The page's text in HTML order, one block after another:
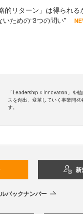
的リターン」は得られ
ための“3つの問い”
「Leadership ☓ Innovation」を
スを創出、変革していく事業開
す。
新
バックナンバー